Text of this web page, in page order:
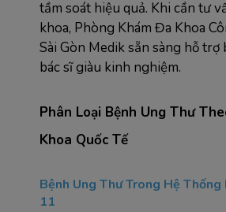
tầm soát hiệu quả. Khi cần tư
khoa, Phòng Khám Đa Khoa
Sài Gòn Medik sẵn sàng hỗ trợ
bác sĩ giàu kinh nghiệm.
Phân Loại Bệnh Ung Thư
Khoa Quốc Tế
Bệnh Ung Thư Trong Hệ Thống
11